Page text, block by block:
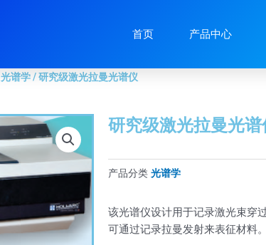
首页 产品中心
光谱学/ 研究级激光拉曼光谱仪
研究级激光拉曼光谱
产品分类 光谱学
该光谱仪设计用于记录激光束穿
可通过记录拉曼发射来表征材料。